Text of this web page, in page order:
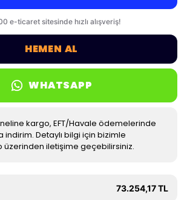
HEMEN AL
WHATSAPP
kargo, EFT/Havale ödemelerinde
indirim. Detaylı bilgi için bizimle
üzerinden iletişime geçebilirsiniz.
73.254,17 TL